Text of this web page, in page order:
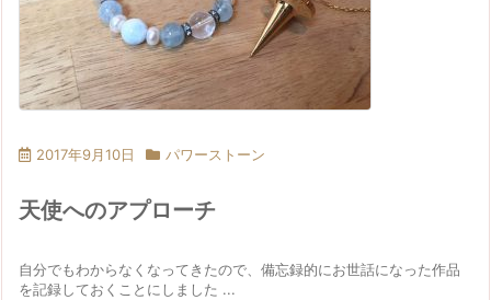
2017年9月10日 パワーストーン
天使へのアプローチ
自分でもわからなくなってきたので、備忘録的にお世話になった作品
を記録しておくことにしました ...